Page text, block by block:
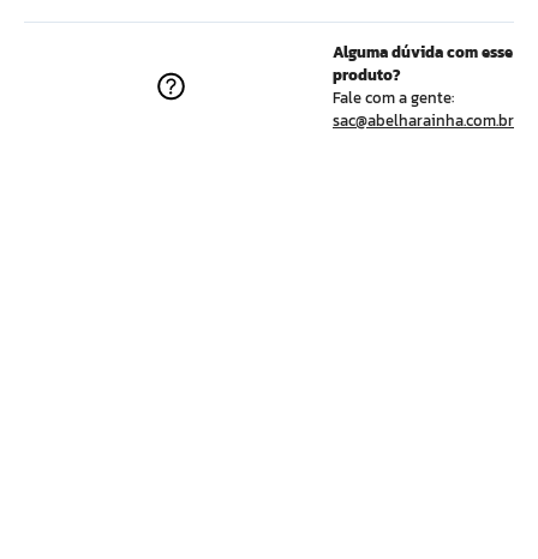
Alguma dúvida com esse
produto?
Fale com a gente:
sac@abelharainha.com.br